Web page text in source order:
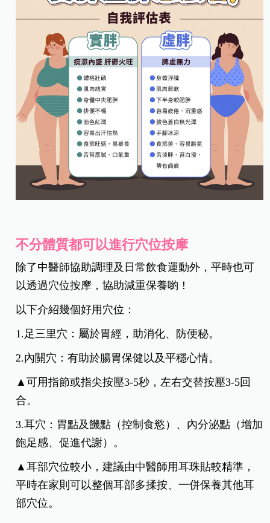
不分體質都可以進行穴位按摩
除了中醫師協助調理及日常飲食運動外，平時也可
以透過穴位按摩，協助減重保養喲！
以下介紹幾個好用穴位：
1.足三里穴：屬於胃經，助消化、防便秘。
2.內關穴：有助於腸胃保健以及平穩心情。
▲可用指節或指尖按壓3-5秒，左右交替按壓3-5回
合。
3.耳穴：胃點及饑點（控制食慾）、內分泌點（增加
飽足感、促進代謝）。
▲耳部穴位較小，建議由中醫師用耳珠貼較精準，
平時在家則可以整個耳部多揉按、一併保養其他耳
部穴位。